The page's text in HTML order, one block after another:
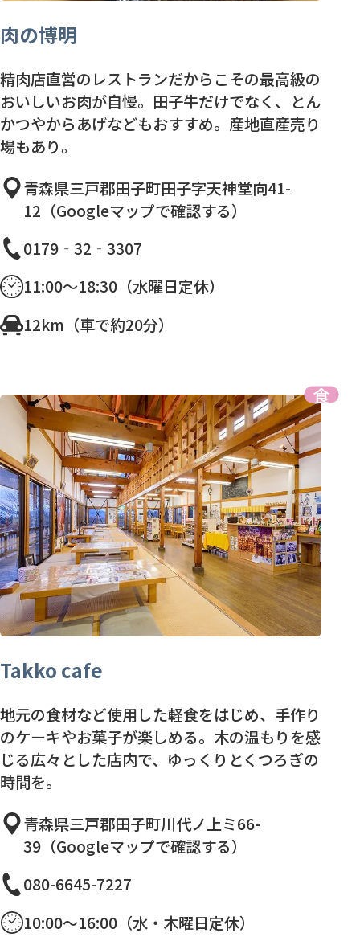
肉の博明
精肉店直営のレストランだからこその最高級の
おいしいお肉が自慢。田子牛だけでなく、とん
かつやからあげなどもおすすめ。産地直産売り
場もあり。
青森県三戸郡田子町田子字天神堂向41-
12（Googleマップで確認する）
0179‐32‐3307
11:00〜18:30（水曜日定休）
12km（車で約20分）
Takko cafe
地元の食材など使用した軽食をはじめ、手作り
のケーキやお菓子が楽しめる。木の温もりを感
じる広々とした店内で、ゆっくりとくつろぎの
時間を。
青森県三戸郡田子町川代ノ上ミ66-
39（Googleマップで確認する）
080-6645-7227
10:00～16:00（水・木曜日定休）